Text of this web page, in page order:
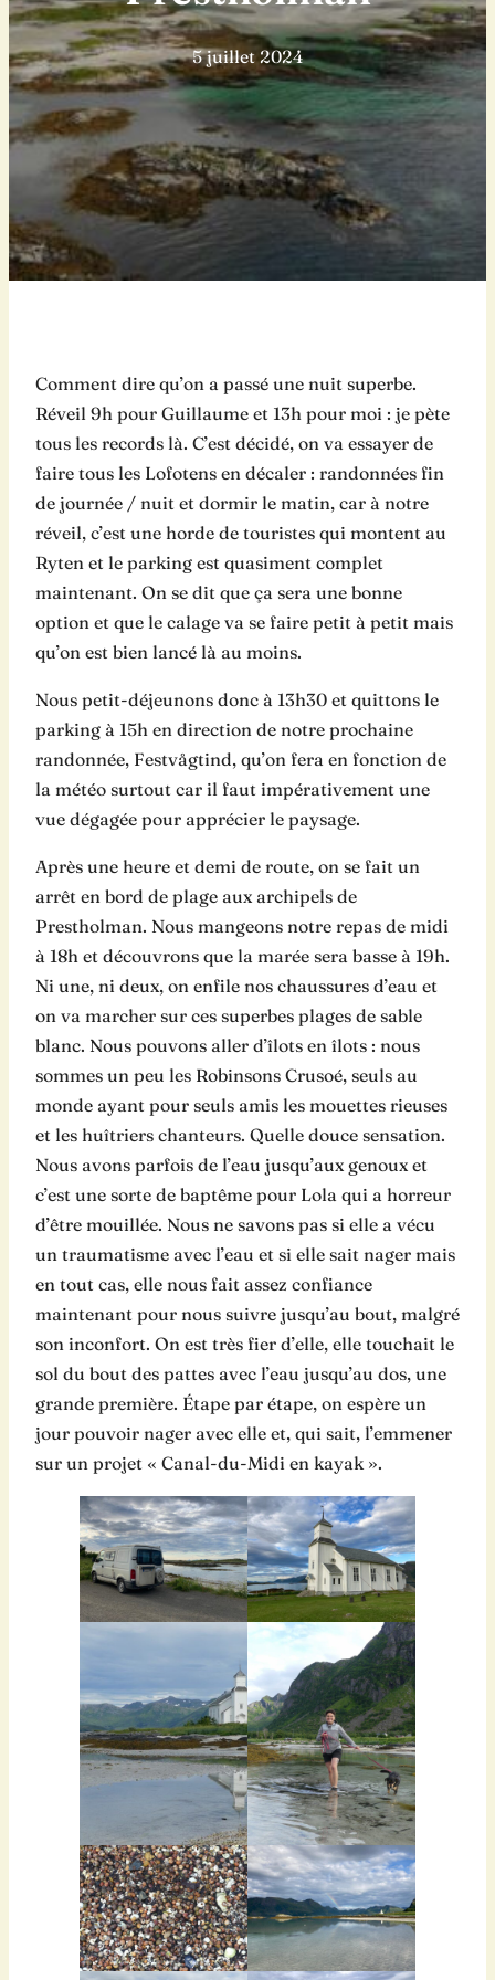
5 juillet 2024
Comment dire qu’on a passé une nuit superbe.
Réveil 9h pour Guillaume et 13h pour moi : je pète
tous les records là. C’est décidé, on va essayer de
faire tous les Lofotens en décaler : randonnées fin
de journée / nuit et dormir le matin, car à notre
réveil, c’est une horde de touristes qui montent au
Ryten et le parking est quasiment complet
maintenant. On se dit que ça sera une bonne
option et que le calage va se faire petit à petit mais
qu’on est bien lancé là au moins.
Nous petit-déjeunons donc à 13h30 et quittons le
parking à 15h en direction de notre prochaine
randonnée, Festvågtind, qu’on fera en fonction de
la météo surtout car il faut impérativement une
vue dégagée pour apprécier le paysage.
Après une heure et demi de route, on se fait un
arrêt en bord de plage aux archipels de
Prestholman. Nous mangeons notre repas de midi
à 18h et découvrons que la marée sera basse à 19h.
Ni une, ni deux, on enfile nos chaussures d’eau et
on va marcher sur ces superbes plages de sable
blanc. Nous pouvons aller d’îlots en îlots : nous
sommes un peu les Robinsons Crusoé, seuls au
monde ayant pour seuls amis les mouettes rieuses
et les huîtriers chanteurs. Quelle douce sensation.
Nous avons parfois de l’eau jusqu’aux genoux et
c’est une sorte de baptême pour Lola qui a horreur
d’être mouillée. Nous ne savons pas si elle a vécu
un traumatisme avec l’eau et si elle sait nager mais
en tout cas, elle nous fait assez confiance
maintenant pour nous suivre jusqu’au bout, malgré
son inconfort. On est très fier d’elle, elle touchait le
sol du bout des pattes avec l’eau jusqu’au dos, une
grande première. Étape par étape, on espère un
jour pouvoir nager avec elle et, qui sait, l’emmener
sur un projet « Canal-du-Midi en kayak ».